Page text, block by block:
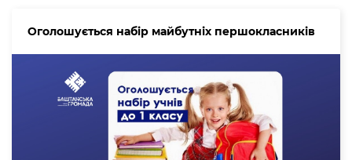
Оголошується набір майбутніх першокласників